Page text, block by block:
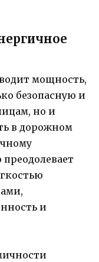
мощность,
безопасную и
но и
в дорожном
и